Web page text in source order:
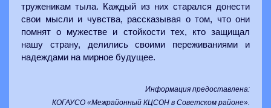
труженикам тыла. Каждый из них старался донести
свои мысли и чувства, рассказывая о том, что они
помнят о мужестве и стойкости тех, кто защищал
нашу страну, делились своими переживаниями и
надеждами на мирное будущее.
Информация предоставлена:
КОГАУСО «Межрайонный КЦСОН в Советском районе».